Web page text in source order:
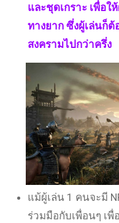
และชุดเกราะ เพื่อ
ทางยาก ซึ่งผู้เล่นก็ต้
สงครามไปกว่าครึ่ง
แม้ผู้เล่น 1 คนจะมี
ร่วมมือกับเพื่อนๆ เ